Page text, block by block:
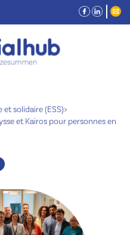
et solidaire (ESS)>
et Kairos pour personnes en